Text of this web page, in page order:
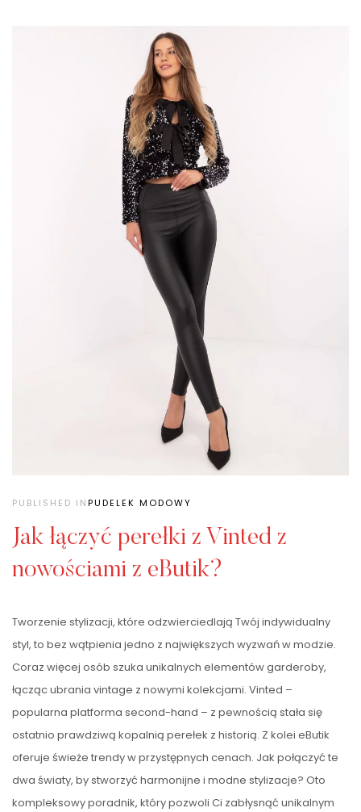
PUBLISHED INPUDELEK MODOWY
Jak łączyć perełki z Vinted z
nowościami z eButik?
Tworzenie stylizacji, które odzwierciedlają Twój indywidualny
styl, to bez wątpienia jedno z największych wyzwań w modzie.
Coraz więcej osób szuka unikalnych elementów garderoby,
łącząc ubrania vintage z nowymi kolekcjami. Vinted –
popularna platforma second-hand – z pewnością stała się
ostatnio prawdziwą kopalnią perełek z historią. Z kolei eButik
oferuje świeże trendy w przystępnych cenach. Jak połączyć te
dwa światy, by stworzyć harmonijne i modne stylizacje? Oto
kompleksowy poradnik, który pozwoli Ci zabłysnąć unikalnym